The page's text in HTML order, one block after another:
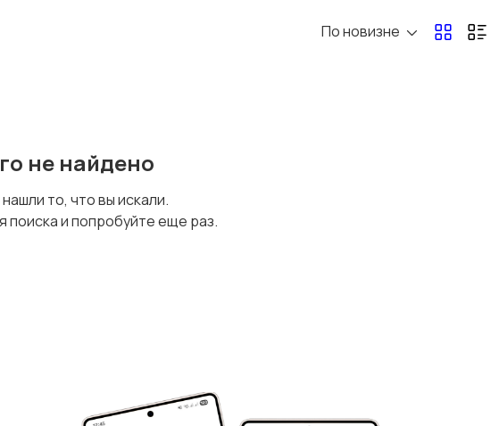
По новизне
не найдено
то, что вы искали.
поиска и попробуйте еще раз.